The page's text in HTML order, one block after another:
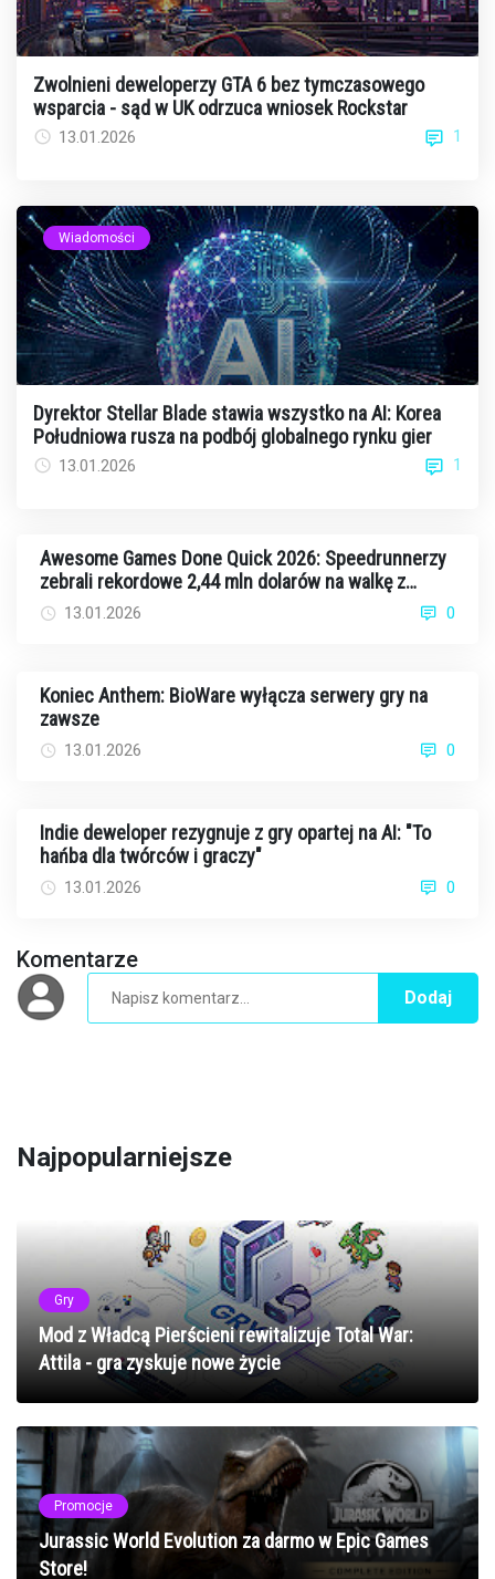
Zwolnieni deweloperzy GTA 6 bez tymczasowego
wsparcia - sąd w UK odrzuca wniosek Rockstar
13.01.2026 1
Wiadomości
Dyrektor Stellar Blade stawia wszystko na AI: Korea
Południowa rusza na podbój globalnego rynku gier
13.01.2026 1
Awesome Games Done Quick 2026: Speedrunnerzy
zebrali rekordowe 2,44 mln dolarów na walkę z
rakiem13.01.2026 0
Koniec Anthem: BioWare wyłącza serwery gry na
zawsze
13.01.2026 0
Indie deweloper rezygnuje z gry opartej na AI: "To
hańba dla twórców i graczy"
13.01.2026 0
Komentarze
Dodaj
Najpopularniejsze
Gry
Mod z Władcą Pierścieni rewitalizuje Total War:
Attila - gra zyskuje nowe życie
Promocje
Jurassic World Evolution za darmo w Epic Games
Store!